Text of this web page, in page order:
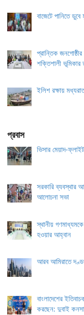
বাজেটে পানিতে
প্রান্তিক
শক্তিশালী ভূমিকার
ইলিশ রক্ষায়
প্রবাস
ভিসার মেয়াদ-
সরকারি ব্যবস্থার
আলোচনা সভা
স্থানীয়
হওয়ার আহ্বান
আরব আমিরাতে
বাংলাদেশের
করছেন: দুবাই